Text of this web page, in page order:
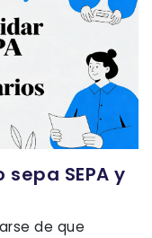
SEPA y
de que